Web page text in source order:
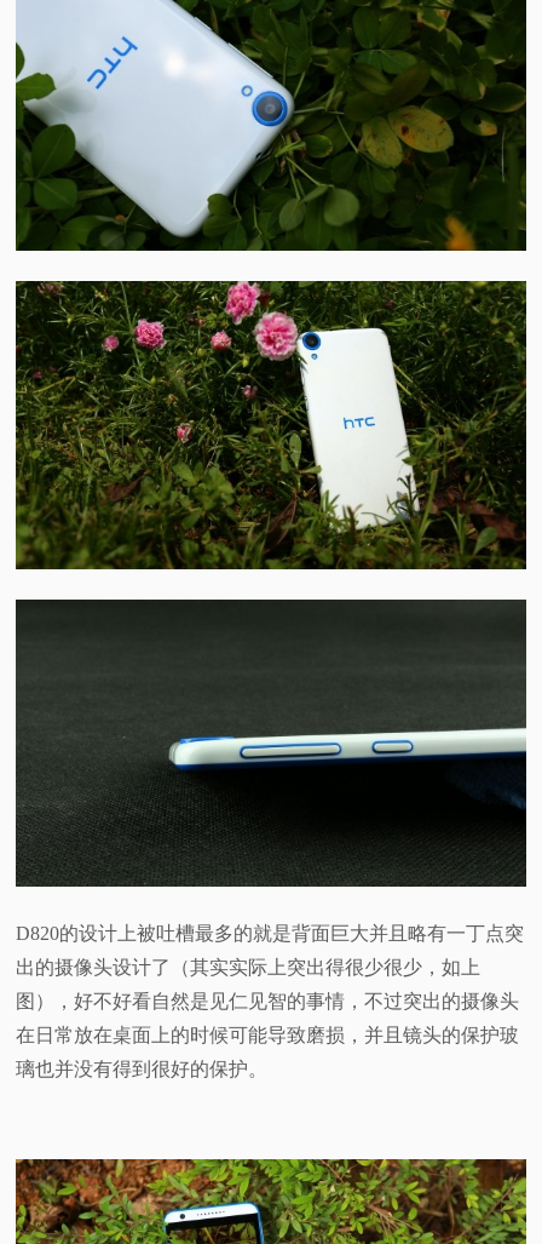
D820的设计上被吐槽最多的就是背面巨大并且略有一丁点突
出的摄像头设计了（其实实际上突出得很少很少，如上
图），好不好看自然是见仁见智的事情，不过突出的摄像头
在日常放在桌面上的时候可能导致磨损，并且镜头的保护玻
璃也并没有得到很好的保护。